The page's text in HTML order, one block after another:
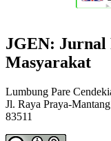
JGEN: Jurnal
Masyarakat
Lumbung Pare
Jl. Raya Praya-
83511